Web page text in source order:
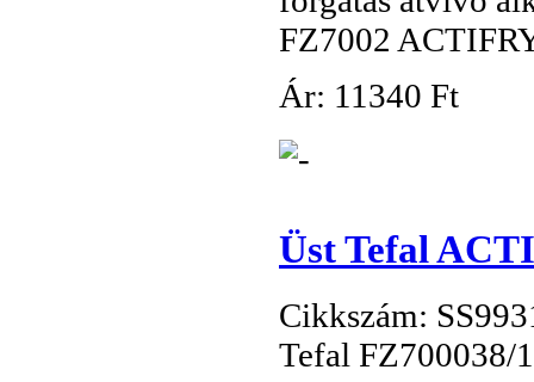
FZ7002
Ár: 11 340 Ft
Üst Tefal
Cikkszám:
Tefal FZ700038/